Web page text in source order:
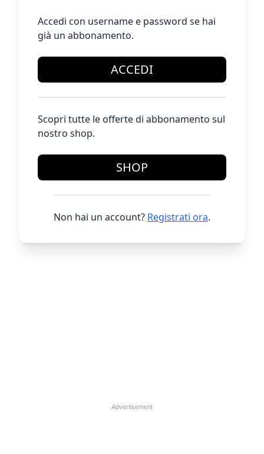
Accedi con username e password se hai
già un abbonamento.
ACCEDI
Scopri tutte le offerte di abbonamento sul
nostro shop.
SHOP
Non hai un account? Registrati ora.